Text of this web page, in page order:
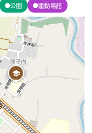
11~20樓
樓
1房
公園 運動場館